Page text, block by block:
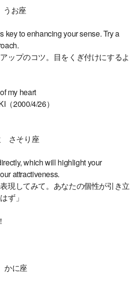
お座
key to enhancing your sense. Try a
ップのコツ。目をくぎ付けにするよ
my heart
2000/4/26）
そり座
which will highlight your
attractiveness.
現してみて。あなたの個性が引き立
ず」
に座